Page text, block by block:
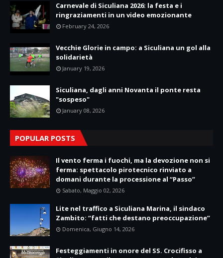
Carnevale di Siculiana 2026: la festa e i
ringraziamenti in un video emozionante
February 24, 2026
Vecchie Glorie in campo: a Siculiana un gol alla
solidarietà
January 19, 2026
Siculiana, dagli anni Novanta il ponte resta
"sospeso"
January 08, 2026
POPULAR POSTS
Il vento ferma i fuochi, ma la devozione non si
ferma: spettacolo pirotecnico rinviato a
domani durante la processione al “Passo”
Sabato, Maggio 02, 2026
Lite nel traffico a Siculiana Marina, il sindaco
Zambito: “fatti che destano preoccupazione”
Domenica, Giugno 14, 2026
Festeggiamenti in onore del SS. Crocifisso a